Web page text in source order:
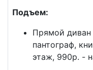
Подъем:
Прямой диван
пантограф,
этаж, 990р. -